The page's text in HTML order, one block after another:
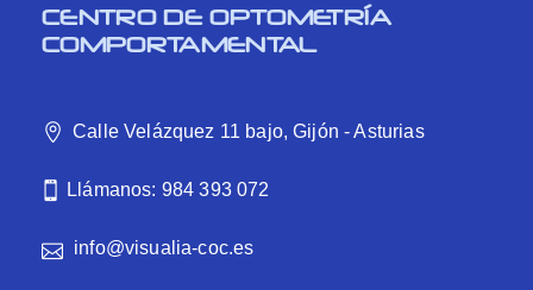
CENTRO DE OPTOMETRÍA
COMPORTAMENTAL
Calle Velázquez 11 bajo, Gijón - Asturias
Llámanos: 984 393 072
info@visualia-coc.es